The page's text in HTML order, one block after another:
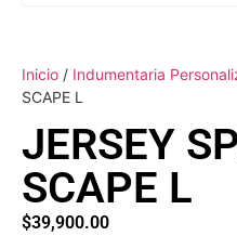
Inicio / Indumentaria
SCAPE L
JERSEY
SCAPE L
$39,900.00